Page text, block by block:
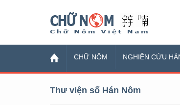
CHỮ NÔM NGHIÊN CỨU
Thư viện số Hán Nôm